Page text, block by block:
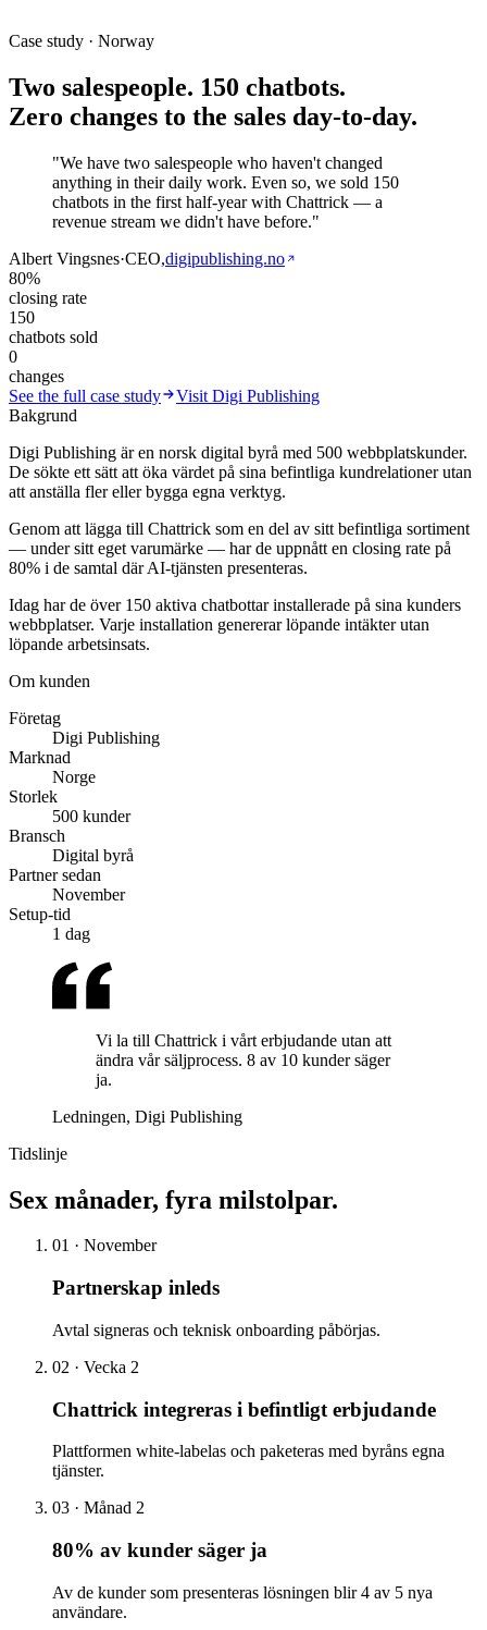
Case study · Norway
Two salespeople. 150 chatbots.
Zero changes to the sales day-to-day.
"We have two salespeople who haven't changed
anything in their daily work. Even so, we sold 150
chatbots in the first half-year with Chattrick — a
revenue stream we didn't have before."
Albert Vingsnes·CEO,digipublishing.no
80%
closing rate
150
chatbots sold
0
changes
See the full case study
Visit Digi Publishing
Bakgrund
Digi Publishing är en norsk digital byrå med 500 webbplatskunder.
De sökte ett sätt att öka värdet på sina befintliga kundrelationer utan
att anställa fler eller bygga egna verktyg.
Genom att lägga till Chattrick som en del av sitt befintliga sortiment
— under sitt eget varumärke — har de uppnått en closing rate på
80% i de samtal där AI-tjänsten presenteras.
Idag har de över 150 aktiva chatbottar installerade på sina kunders
webbplatser. Varje installation genererar löpande intäkter utan
löpande arbetsinsats.
Om kunden
Företag
Digi Publishing
Marknad
Norge
Storlek
500 kunder
Bransch
Digital byrå
Partner sedan
November
Setup-tid
1 dag
Vi la till Chattrick i vårt erbjudande utan att
ändra vår säljprocess. 8 av 10 kunder säger
ja.
Ledningen, Digi Publishing
Tidslinje
Sex månader, fyra milstolpar.
01 · November
Partnerskap inleds
Avtal signeras och teknisk onboarding påbörjas.
02 · Vecka 2
Chattrick integreras i befintligt erbjudande
Plattformen white-labelas och paketeras med byråns egna
tjänster.
03 · Månad 2
80% av kunder säger ja
Av de kunder som presenteras lösningen blir 4 av 5 nya
användare.